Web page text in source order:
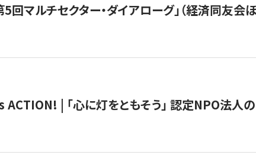
回マルチセクター・ダイアローグ」（経済同友会
ACTION! | 「心に灯をともそう」 認定NPO法人